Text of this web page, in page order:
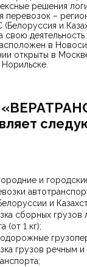
решения
перевозок –
и
свою
в
открыты в
и
и
сборных
(от 1 кг);
грузов речным